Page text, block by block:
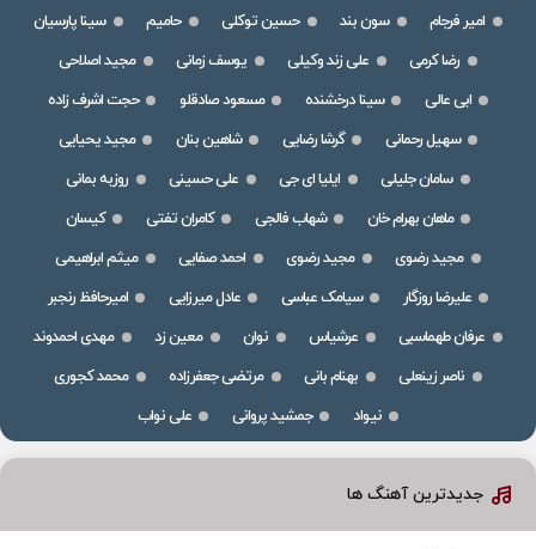
امیر فرجام سون بند حسین توکلی حامیم
سینا پارسیان
رضا کرمی
علی زند وکیلی یوسف زمانی
مجید اصلاحی
ابی عالی
سینا درخشنده مسعود صادقلو
حجت اشرف زاده
سهیل رحمانی
گرشا رضایی شاهین بنان
مجید یحیایی
سامان جلیلی
ایلیا ای جی علی حسینی
روزبه بمانی
ماهان بهرام خان
شهاب فالجی کامران تفتی
کیسان
مجید رضوی
مجید رضوی احمد صفایی
میثم ابراهیمی
علیرضا روزگار
سیامک عباسی عادل میرزایی
امیرحافظ رنجبر
عرفان طهماسبی
عرشیاس نوان معین زد
مهدی احمدوند
ناصر زینعلی
بهنام بانی مرتضی جعفرزاده
محمد کجوری
نیواد
جمشید پروانی علی نواب
جدیدترین آهنگ ها